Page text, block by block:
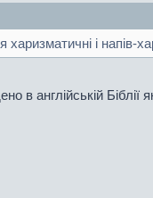
і напів-
англійській Біблії